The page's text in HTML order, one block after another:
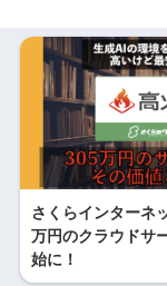
さくらインターネ
万円のクラウドサ
始に！